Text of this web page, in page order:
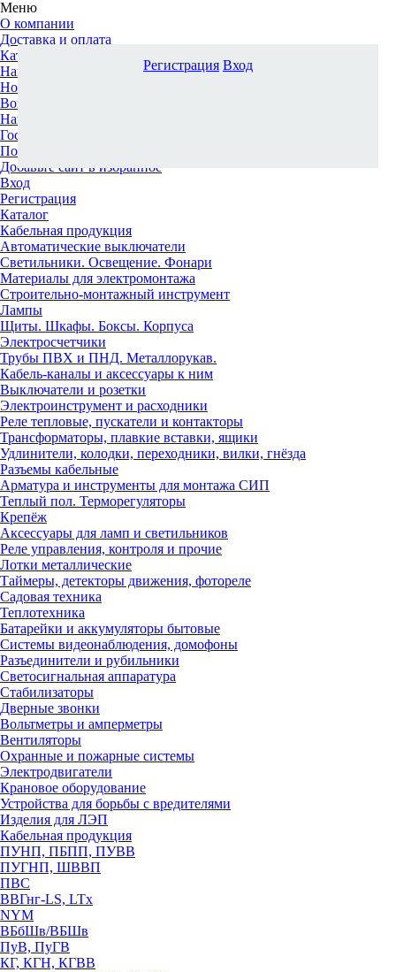
Меню
О компании
Доставка и оплата
Каталог
Наши офисы
Новости и новинки
Вопрос-ответ
Наша команда
Гос. заказчикам
Поставщикам
Добавьте сайт в избранное
Вход
Регистрация
Каталог
Кабельная продукция
Автоматические выключатели
Светильники. Освещение. Фонари
Материалы для электромонтажа
Строительно-монтажный инструмент
Лампы
Щиты. Шкафы. Боксы. Корпуса
Электросчетчики
Трубы ПВХ и ПНД. Металлорукав.
Кабель-каналы и аксессуары к ним
Выключатели и розетки
Электроинструмент и расходники
Реле тепловые, пускатели и контакторы
Трансформаторы, плавкие вставки, ящики
Удлинители, колодки, переходники, вилки, гнёзда
Разъемы кабельные
Арматура и инструменты для монтажа СИП
Теплый пол. Терморегуляторы
Крепёж
Аксессуары для ламп и светильников
Реле управления, контроля и прочие
Лотки металлические
Таймеры, детекторы движения, фотореле
Садовая техника
Теплотехника
Батарейки и аккумуляторы бытовые
Системы видеонаблюдения, домофоны
Разъединители и рубильники
Светосигнальная аппаратура
Стабилизаторы
Дверные звонки
Вольтметры и амперметры
Вентиляторы
Охранные и пожарные системы
Электродвигатели
Крановое оборудование
Устройства для борьбы с вредителями
Изделия для ЛЭП
Кабельная продукция
ПУНП, ПБПП, ПУВВ
ПУГНП, ШВВП
ПВС
ВВГнг-LS, LTx
NYM
ВБбШв/ВБШв
ПуВ, ПуГВ
КГ, КГН, КГВВ
Регистрация Вход